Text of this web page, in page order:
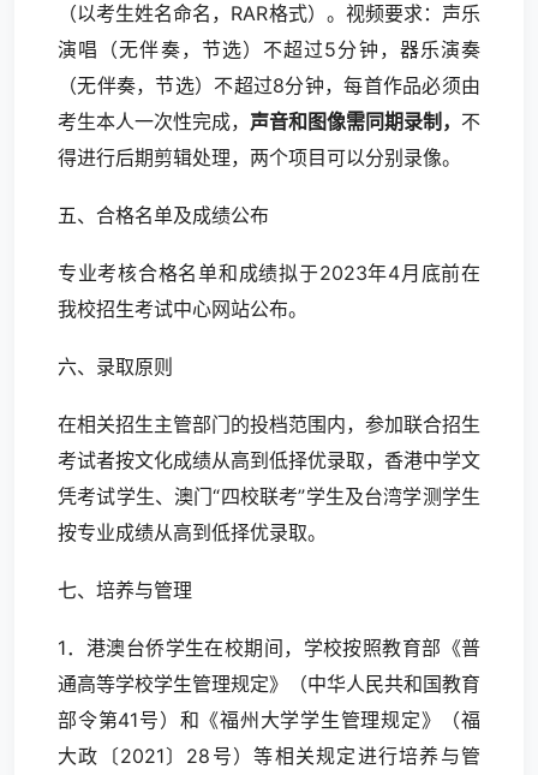
（以考生姓名命名，RAR格式）。视频要求：声乐
演唱（无伴奏，节选）不超过5分钟，器乐演奏
（无伴奏，节选）不超过8分钟，每首作品必须由
考生本人一次性完成， 声音和图像需同期录制， 不
得进行后期剪辑处理，两个项目可以分别录像。
五、合格名单及成绩公布
专业考核合格名单和成绩拟于2023年4月底前在
我校招生考试中心网站公布。
六、录取原则
在相关招生主管部门的投档范围内，参加联合招生
考试者按文化成绩从高到低择优录取，香港中学文
凭考试学生、澳门“四校联考”学生及台湾学测学生
按专业成绩从高到低择优录取。
七、培养与管理
1．港澳台侨学生在校期间，学校按照教育部《普
通高等学校学生管理规定》（中华人民共和国教育
部令第41号）和《福州大学学生管理规定》（福
大政〔2021〕28号）等相关规定进行培养与管